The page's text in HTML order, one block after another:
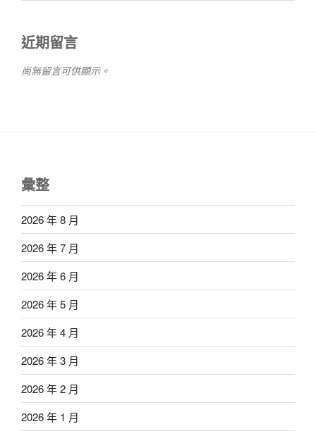
近期留言
尚無留言可供顯示。
彙整
2026 年 8 月
2026 年 7 月
2026 年 6 月
2026 年 5 月
2026 年 4 月
2026 年 3 月
2026 年 2 月
2026 年 1 月